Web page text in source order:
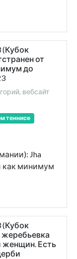
(Кубок
от
до
вебсайт
теннисе
Jha
как минимум
(Кубок
женщин. Есть